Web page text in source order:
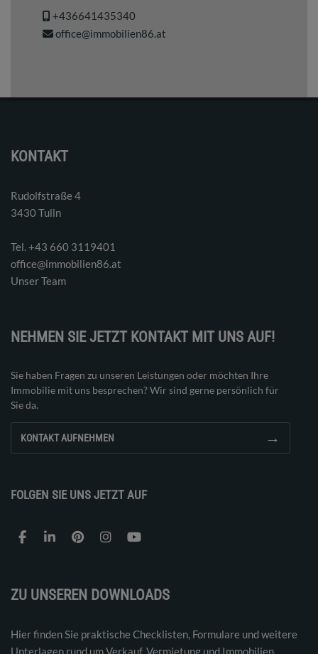
+436641435340
office@immobilien86.at
KONTAKT
Rudolfstraße 4
3430 Tulln
Tel. ‭+43 660 3119401‬
office@immobilien86.at
Unser Team
NEHMEN SIE JETZT KONTAKT MIT UNS AUF!
Sie haben Fragen zu unseren Leistungen oder möchten Ihre
Immobilie mit uns besprechen? Wir sind gerne persönlich für
Sie da.
KONTAKT AUFNEHMEN →
FOLGEN SIE UNS JETZT AUF
ZU UNSEREN DOWNLOADS
Hier finden Sie praktische Checklisten, Formulare und weitere
Unterlagen rund um Verkauf, Vermietung und Immobilien.